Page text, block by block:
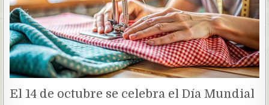
El 14 de octubre se celebra el Día Mundial